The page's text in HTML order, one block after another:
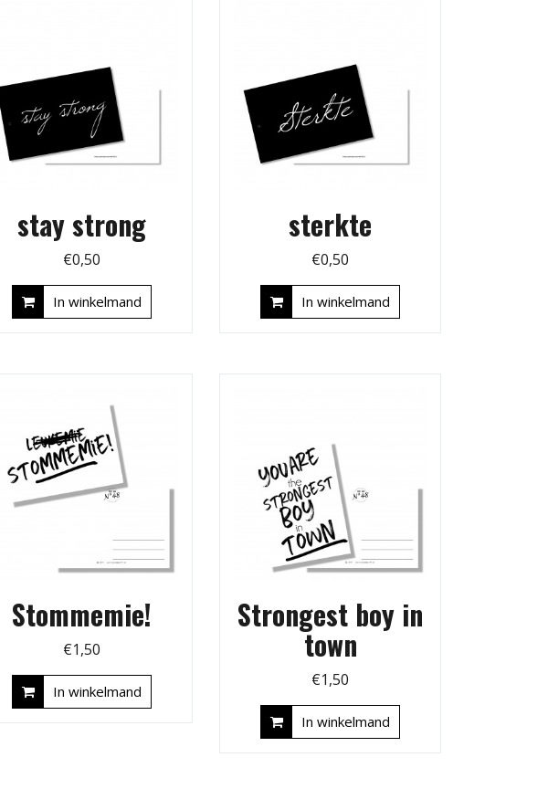
stay strong
€0,50
In winkelmand
sterkte
€0,50
In winkelmand
Stommemie!
€1,50
In winkelmand
Strongest boy in
town
€1,50
In winkelmand